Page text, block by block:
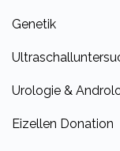
Genetik
Urologie &
Eizellen Donation